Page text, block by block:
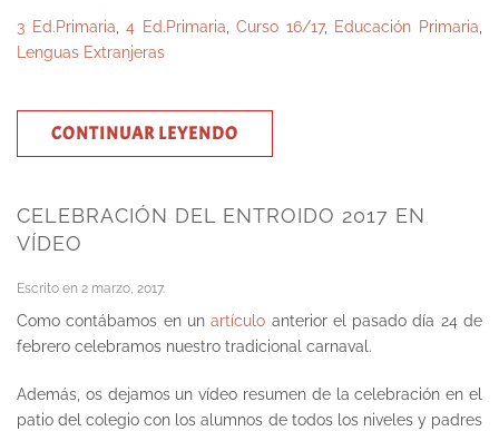
3 Ed.Primaria ,4 Ed.Primaria ,Curso 16/17, Educación Primaria
Lenguas Extranjeras
CONTINUAR LEYENDO
CELEBRACIÓN DEL ENTROIDO 2017 EN
VÍDEO
Escrito en 2 marzo, 2017.
Como contábamos en unartículo anterior el pasado día 24 de
febrero celebramos nuestro tradicional carnaval.
Además, os dejamos un vídeo resumen de la celebración en el
patio del colegio con los alumnos de todos los niveles y padres